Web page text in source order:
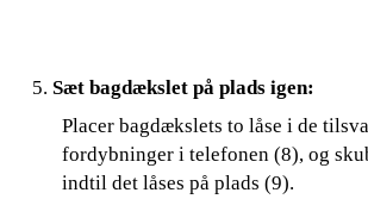
5. Sæt bagdækslet på plads igen:
Placer bagdækslets to låse i de
fordybninger i telefonen (8), og
indtil det låses på plads (9).